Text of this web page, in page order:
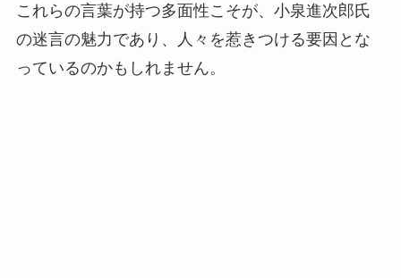
これらの言葉が持つ多面性こそが、小泉進次郎氏
の迷言の魅力であり、人々を惹きつける要因とな
っているのかもしれません。